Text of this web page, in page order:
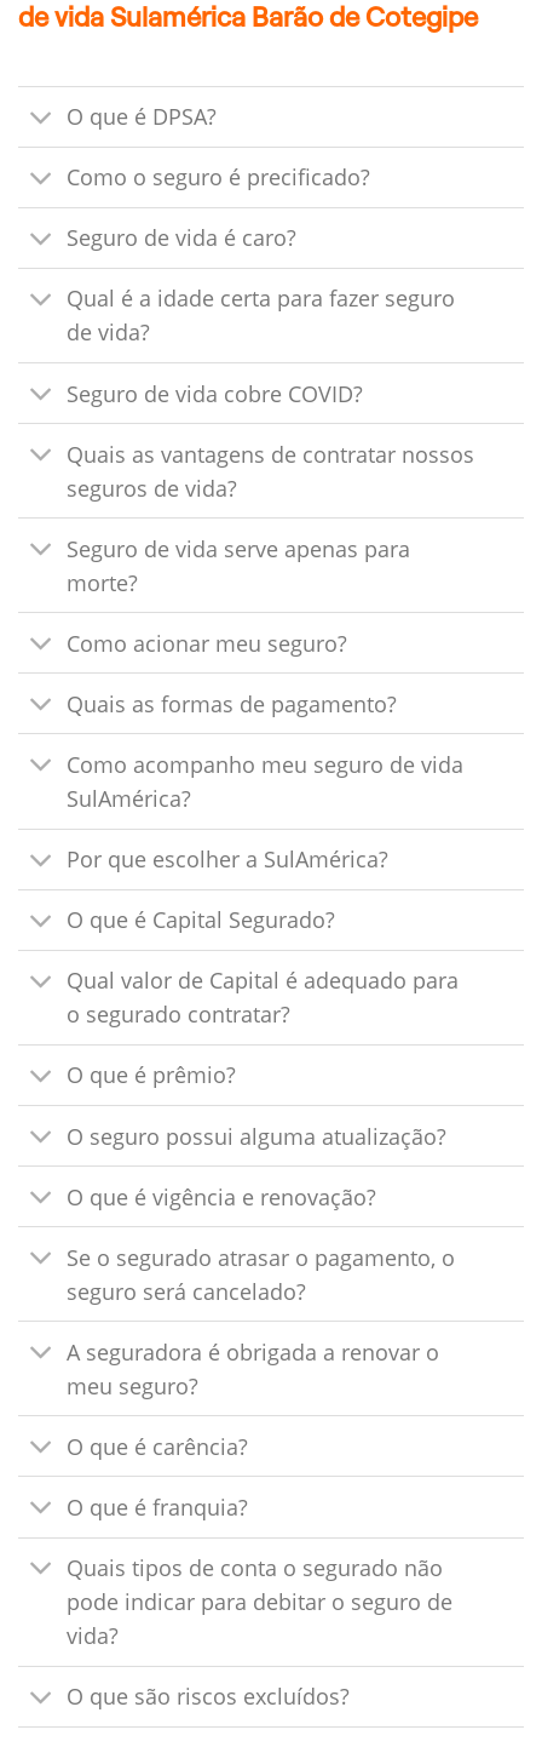
de vida Sulamérica Barão de Cotegipe
O que é DPSA?
Como o seguro é precificado?
Seguro de vida é caro?
Qual é a idade certa para fazer seguro
de vida?
Seguro de vida cobre COVID?
Quais as vantagens de contratar nossos
seguros de vida?
Seguro de vida serve apenas para
morte?
Como acionar meu seguro?
Quais as formas de pagamento?
Como acompanho meu seguro de vida
SulAmérica?
Por que escolher a SulAmérica?
O que é Capital Segurado?
Qual valor de Capital é adequado para
o segurado contratar?
O que é prêmio?
O seguro possui alguma atualização?
O que é vigência e renovação?
Se o segurado atrasar o pagamento, o
seguro será cancelado?
A seguradora é obrigada a renovar o
meu seguro?
O que é carência?
O que é franquia?
Quais tipos de conta o segurado não
pode indicar para debitar o seguro de
vida?
O que são riscos excluídos?